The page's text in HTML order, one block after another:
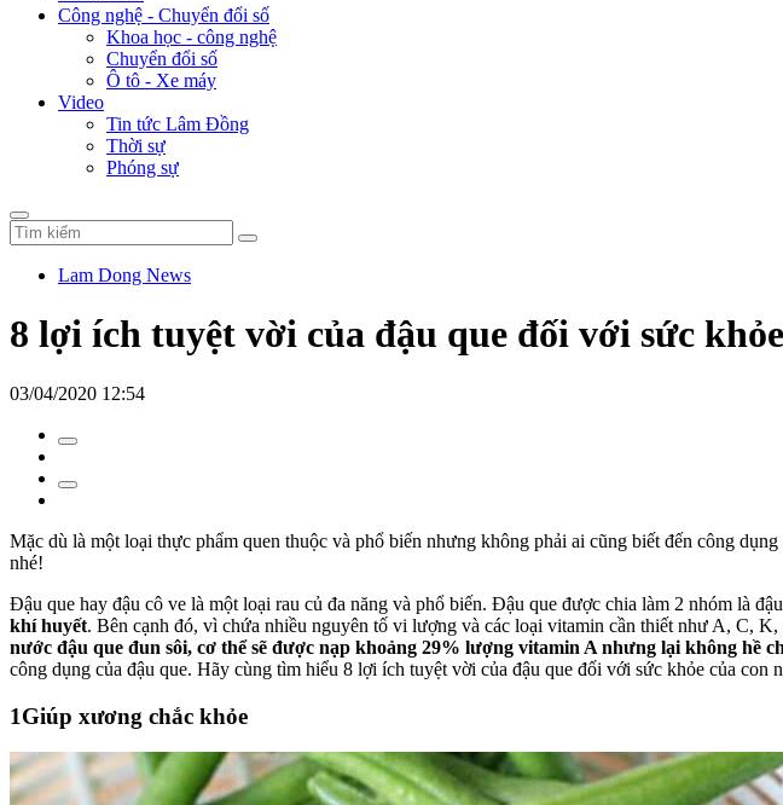
Công nghệ - Chuyển đổi số
Khoa học - công nghệ
Chuyển đổi số
Ô tô - Xe máy
Video
Tin tức Lâm Đồng
Thời sự
Phóng sự
Lam Dong News
8 lợi ích tuyệt vời của đậu que đối với sức khỏe
03/04/2020 12:54
Mặc dù là một loại thực phẩm quen thuộc và phổ biến nhưng không phải ai cũng biết đến công
nhé!
Đậu que hay đậu cô ve là một loại rau củ đa năng và phổ biến. Đậu que được chia làm 2 nhóm là
khí huyết. Bên cạnh đó, vì chứa nhiều nguyên tố vi lượng và các loại vitamin cần thiết như A, C,
nước đậu que đun sôi, cơ thể sẽ được nạp khoảng 29% lượng vitamin A nhưng lại không hề
công dụng của đậu que. Hãy cùng tìm hiểu 8 lợi ích tuyệt vời của đậu que đối với sức khỏe của con
1Giúp xương chắc khỏe